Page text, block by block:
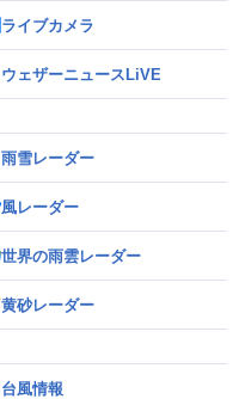
ライブカメラ
ウェザーニュースLiVE
雨雪レーダー
風レーダー
世界の雨雲レーダー
黄砂レーダー
台風情報